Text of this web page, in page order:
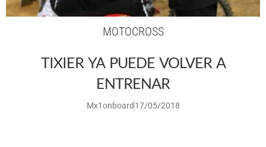
MOTOCROSS
TIXIER YA PUEDE VOLVER A
ENTRENAR
Mx1onboard 17/05/2018